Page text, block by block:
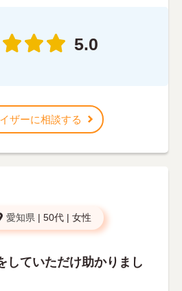
5.0
ザーに相談する
愛知県 | 50代 | 女性
していただけ助かりまし